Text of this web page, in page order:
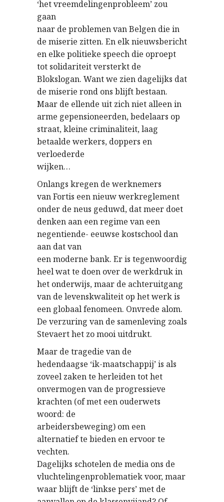
‘het vreemdelingenprobleem’ zou
gaan
naar de problemen van Belgen die in
de miserie zitten. En elk nieuwsbericht
en elke politieke speech die oproept
tot solidariteit versterkt de
Blokslogan. Want we zien dagelijks dat
de miserie rond ons blijft bestaan.
Maar de ellende uit zich niet alleen in
arme gepensioneerden, bedelaars op
straat, kleine criminaliteit, laag
betaalde werkers, doppers en
verloederde
wijken…
Onlangs kregen de werknemers
van Fortis een nieuw werkreglement
onder de neus geduwd, dat meer doet
denken aan een regime van een
negentiende- eeuwse kostschool dan
aan dat van
een moderne bank. Er is tegenwoordig
heel wat te doen over de werkdruk in
het onderwijs, maar de achteruitgang
van de levenskwaliteit op het werk is
een globaal fenomeen. Onvrede alom.
De verzuring van de samenleving zoals
Stevaert het zo mooi uitdrukt.
Maar de tragedie van de
hedendaagse ‘ik-maatschappij’ is als
zoveel zaken te herleiden tot het
onvermogen van de progressieve
krachten (of met een ouderwets
woord: de
arbeidersbeweging) om een
alternatief te bieden en ervoor te
vechten.
Dagelijks schotelen de media ons de
vluchtelingenproblematiek voor, maar
waar blijft de ‘linkse pers’ met de